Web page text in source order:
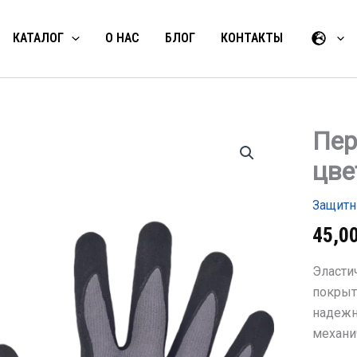
КАТАЛОГ О НАС БЛОГ КОНТАКТЫ
товара
WIGEON
цвет
серый